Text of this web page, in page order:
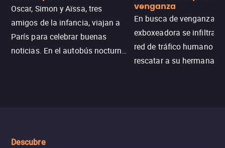
Oscar, Simon y Aïssa, tres
amigos de la infancia, viajan a
París para celebrar buenas
noticias. En el autobús nocturno
venganza
En busca de venganza,
exboxeadora se infiltra
red de tráfico humano
rescatar a su hermana
Descubre